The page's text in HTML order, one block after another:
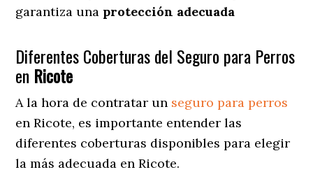
garantiza una protección adecuada
Diferentes Coberturas del Seguro para Perros
en Ricote
A la hora de contratar un seguro para perros
en Ricote, es importante entender las
diferentes coberturas disponibles para elegir
la más adecuada en Ricote.